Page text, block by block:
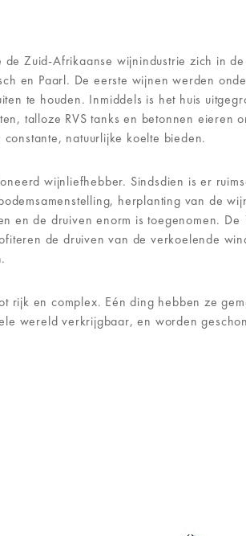
Zuid-Afrikaanse wijnindustrie zich in
en Paarl. De eerste wijnen werden
te houden. Inmiddels is het huis
talloze RVS tanks en betonnen eieren
natuurlijke koelte bieden.
wijnliefhebber. Sindsdien is er
herplanting van de
en de druiven enorm is toegenomen.
de druiven van de verkoelende
en complex. Eén ding hebben ze
wereld verkrijgbaar, en worden